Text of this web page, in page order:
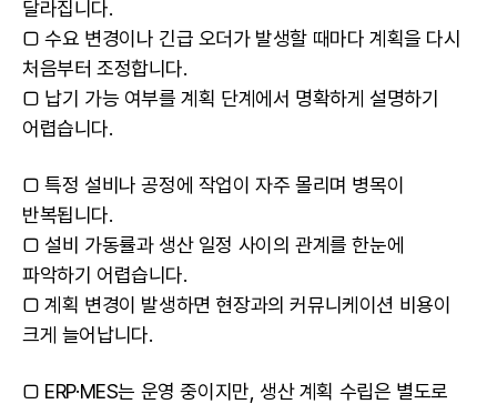
달라집니다.
□ 수요 변경이나 긴급 오더가 발생할 때마다 계획을 다시
처음부터 조정합니다.
□ 납기 가능 여부를 계획 단계에서 명확하게 설명하기
어렵습니다.
□ 특정 설비나 공정에 작업이 자주 몰리며 병목이
반복됩니다.
□ 설비 가동률과 생산 일정 사이의 관계를 한눈에
파악하기 어렵습니다.
□ 계획 변경이 발생하면 현장과의 커뮤니케이션 비용이
크게 늘어납니다.
□ ERP·MES는 운영 중이지만, 생산 계획 수립은 별도로